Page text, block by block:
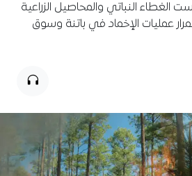
7 حرائق مست الغطاء النباتي والمحاصيل الزراعية
عمليات الإخماد في باتنة وسوق